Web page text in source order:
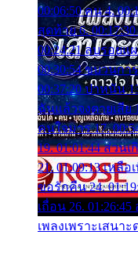
00:06:50 คน 4.
สุดท้าย 6.
00:24:21 ลบรอยแ
00:30:54 ขบวนกา
00:37:20 ปาหนัน
ฉันแล้วจงตายเสีย
คนใจมาร 17.
19. 01:01:44 ส่วน
21. 01:09:13 เหลือ
ขอรักคืน 24.
เถื่อน 26.
เพลงเพราะเสนา